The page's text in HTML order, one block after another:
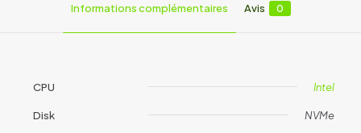
Informations complémentaires Avis 0
CPU Intel
Disk NVMe